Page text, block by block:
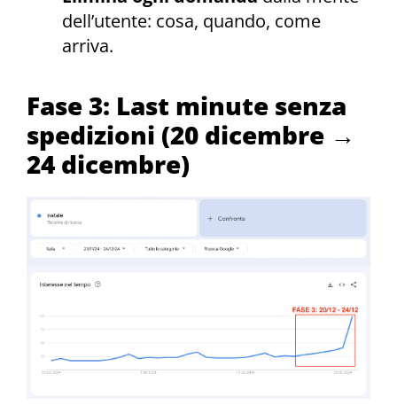
dell’utente: cosa, quando, come
arriva.
Fase 3: Last minute senza
spedizioni (20 dicembre →
24 dicembre)